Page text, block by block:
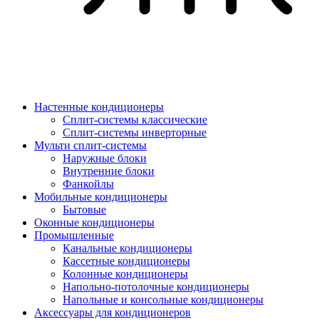
Настенные кондиционеры
Сплит-системы классические
Сплит-системы инверторные
Мульти сплит-системы
Наружные блоки
Внутренние блоки
Фанкойлы
Мобильные кондиционеры
Бытовые
Оконные кондиционеры
Промышленные
Канальные кондиционеры
Кассетные кондиционеры
Колонные кондиционеры
Напольно-потолочные кондиционеры
Напольные и консольные кондиционеры
Аксессуары для кондиционеров